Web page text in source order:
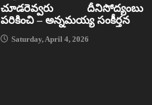
చూడరెవ్వరు దీనిసోద్యంబు
పరికించి – అన్నమయ్య సంకీర్తన
Saturday, April 4, 2026